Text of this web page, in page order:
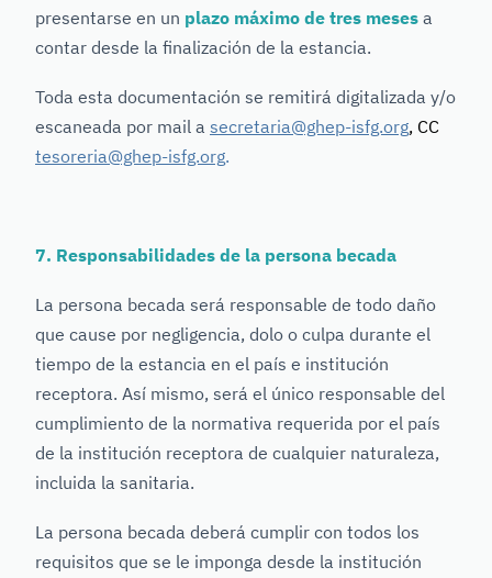
presentarse en un plazo máximo de tres meses a
contar desde la finalización de la estancia.
Toda esta documentación se remitirá digitalizada y/o
escaneada por mail a secretaria@ghep-isfg.org, CC
tesoreria@ghep-isfg.org.
7. Responsabilidades de la persona becada
La persona becada será responsable de todo daño
que cause por negligencia, dolo o culpa durante el
tiempo de la estancia en el país e institución
receptora. Así mismo, será el único responsable del
cumplimiento de la normativa requerida por el país
de la institución receptora de cualquier naturaleza,
incluida la sanitaria.
La persona becada deberá cumplir con todos los
requisitos que se le imponga desde la institución